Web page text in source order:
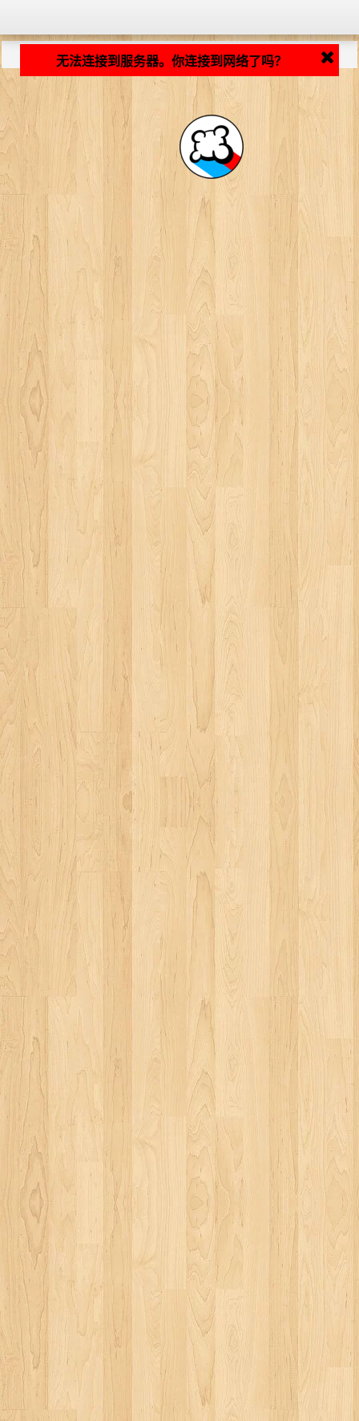
无法连接到服务器。你连接到网络了吗？
加载中... ...